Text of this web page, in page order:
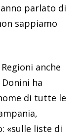
parlato di
sappiamo
anche
Donini ha
di tutte le
«sulle liste di